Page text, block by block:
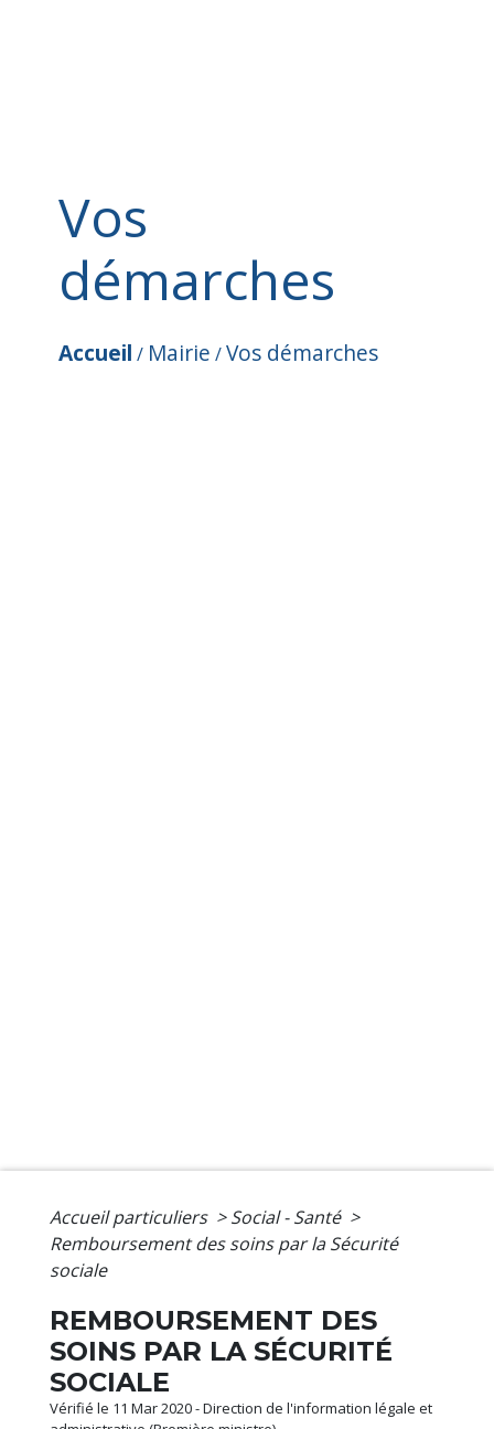
Vos
démarches
Accueil / Mairie /Vos démarches
Accueil particuliers > Social - Santé >
Remboursement des soins par la Sécurité
sociale
REMBOURSEMENT DES
SOINS PAR LA SÉCURITÉ
SOCIALE
Vérifié le 11 Mar 2020 - Direction de l'information légale et